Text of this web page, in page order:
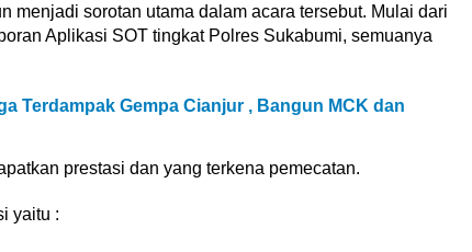
menjadi sorotan utama dalam acara tersebut. Mulai dari
Aplikasi SOT tingkat Polres Sukabumi, semuanya
Terdampak Gempa Cianjur , Bangun MCK dan
prestasi dan yang terkena pemecatan.
yaitu :